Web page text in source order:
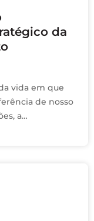
da
vida em que
de nosso
a